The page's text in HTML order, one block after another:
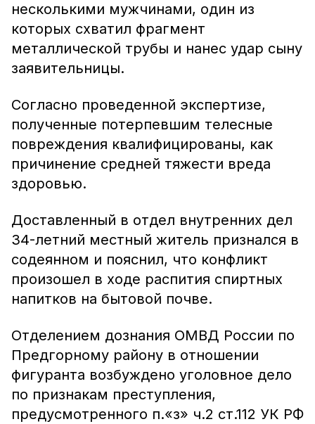
несколькими мужчинами, один из
которых схватил фрагмент
металлической трубы и нанес удар сыну
заявительницы.
Согласно проведенной экспертизе,
полученные потерпевшим телесные
повреждения квалифицированы, как
причинение средней тяжести вреда
здоровью.
Доставленный в отдел внутренних дел
34-летний местный житель признался в
содеянном и пояснил, что конфликт
произошел в ходе распития спиртных
напитков на бытовой почве.
Отделением дознания ОМВД России по
Предгорному району в отношении
фигуранта возбуждено уголовное дело
по признакам преступления,
предусмотренного п.«з» ч.2 ст.112 УК РФ